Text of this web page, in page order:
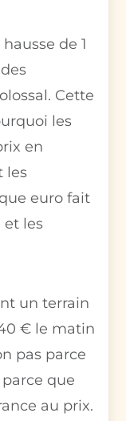
de 1
Cette
les
en
les
euro fait
et les
un terrain
€ le matin
pas parce
que
au prix.